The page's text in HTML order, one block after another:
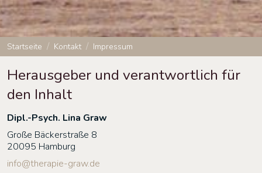
Startseite Kontakt Impressum
Herausgeber und verantwortlich für
den Inhalt
Dipl.-Psych. Lina Graw
Große Bäckerstraße 8
20095 Hamburg
info@therapie-graw.de